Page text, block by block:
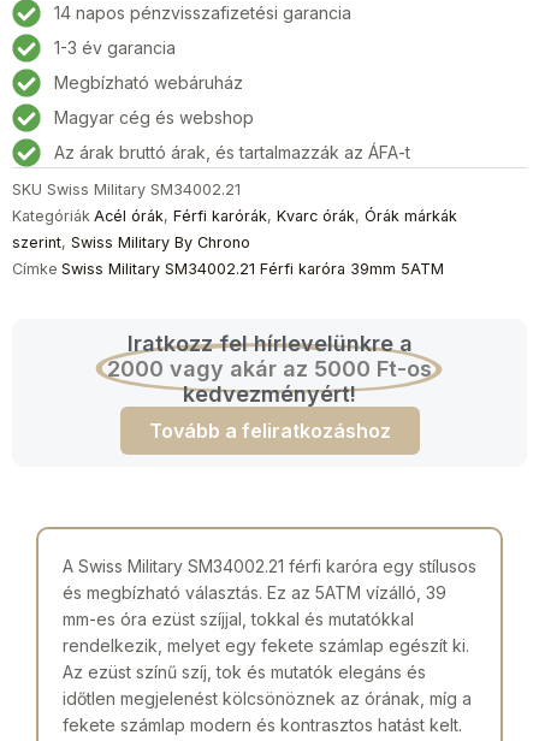
39mm
5ATM
mennyiség
14 napos pénzvisszafizetési garancia
1-3 év garancia
Megbízható webáruház
Magyar cég és webshop
Az árak bruttó árak, és tartalmazzák az ÁFA-t
SKU Swiss Military SM34002.21
Kategóriák Acél órák, Férfi karórák, Kvarc órák, Órák márkák
szerint, Swiss Military By Chrono
Címke Swiss Military SM34002.21 Férfi karóra 39mm 5ATM
Iratkozz fel hírlevelünkre a
2000 vagy akár az 5000 Ft-os
kedvezményért!
Tovább a feliratkozáshoz
A Swiss Military SM34002.21 férfi karóra egy stílusos
és megbízható választás. Ez az 5ATM vízálló, 39
mm-es óra ezüst szíjjal, tokkal és mutatókkal
rendelkezik, melyet egy fekete számlap egészít ki.
Az ezüst színű szíj, tok és mutatók elegáns és
időtlen megjelenést kölcsönöznek az órának, míg a
fekete számlap modern és kontrasztos hatást kelt.